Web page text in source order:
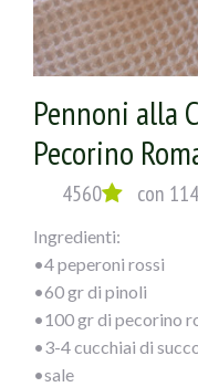
Pennoni alla
Pecorino
4560 con
Ingredienti:
•4 peperoni rossi
•60 gr di pinoli
•100 gr di pecorino
•3-4 cucchiai di
•sale